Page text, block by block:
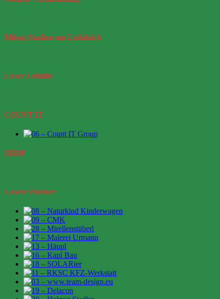
Mibag-Stadion am Lådabåch
Unser Leitbild
COUNT IT
SHOP
Unsere Partner